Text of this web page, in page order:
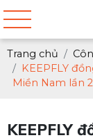
Trang chủ
KEEPFLY
Miền Nam lần
KEEPFLY